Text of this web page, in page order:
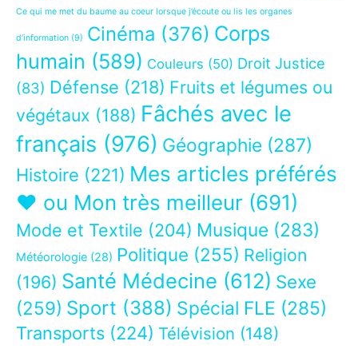
Ce qui me met du baume au coeur lorsque j’écoute ou lis les organes
d’information (9) Cinéma (376) Corps
humain (589) Couleurs (50) Droit Justice
(83) Défense (218) Fruits et légumes ou
végétaux (188) Fâchés avec le
français (976) Géographie (287)
Histoire (221) Mes articles préférés
❤ ou Mon très meilleur (691)
Mode et Textile (204) Musique (283)
Météorologie (28) Politique (255) Religion
(196) Santé Médecine (612) Sexe
(259) Sport (388) Spécial FLE (285)
Transports (224) Télévision (148)